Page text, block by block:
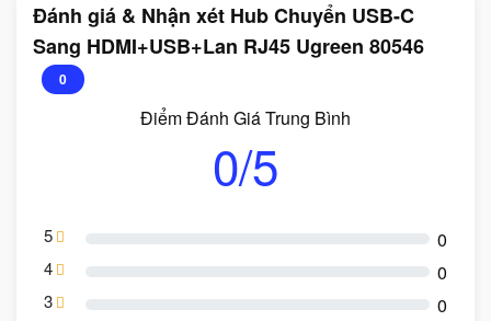
Đánh giá & Nhận xét Hub Chuyển USB-C
Sang HDMI+USB+Lan RJ45 Ugreen 80546
0
Điểm Đánh Giá Trung Bình
0/5
5 0
4 0
3 0